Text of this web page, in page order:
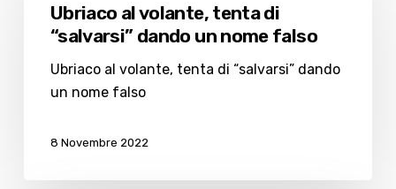
tenta
“salvarsi”
dando
nome
Ubriaco al volante, tenta di
“salvarsi” dando un nome falso
Ubriaco al volante, tenta di “salvarsi” dando
un nome falso
8 Novembre 2022